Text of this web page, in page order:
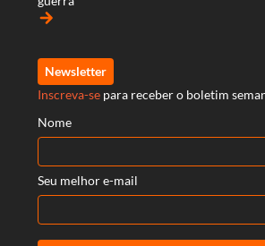
arrow_forward
Newsletter
Inscreva-se para receber o boletim
Nome
Seu melhor e-mail